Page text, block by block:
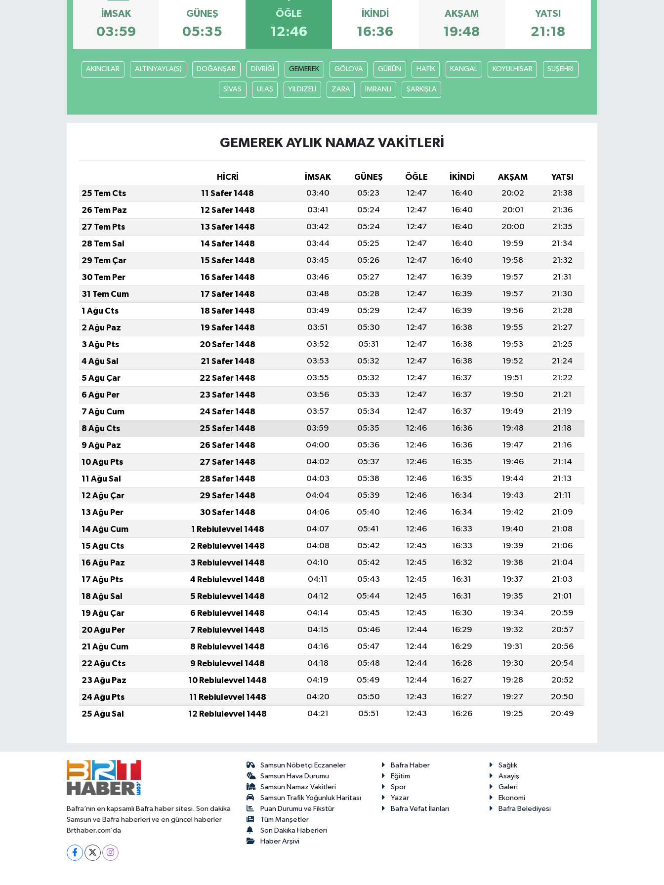
İMSAK
03:59
GÜNEŞ
05:35
ÖĞLE
12:46
İKINDI
16:36
AKŞAM
19:48
YATSI
21:18
AKINCILAR ALTINYAYLA(S) DOĞANŞAR DİVRİĞİ GEMEREK GÖLOVA GÜRÜN HAFİK KANGAL KOYULHİSAR SUŞEHRİ
SİVAS ULAŞ YILDIZELİ ZARA İMRANLI ŞARKIŞLA
GEMEREK AYLIK NAMAZ VAKITLERI
HİCRİ İMSAK GÜNEŞ ÖĞLE İKINDI AKŞAM
YATSI
25 Tem Cts
11 Safer 1448 03:40 05:23 12:47 16:40 20:02
21:38
26 Tem Paz
12 Safer 1448 03:41 05:24 12:47 16:40 20:01
21:36
27 Tem Pts
13 Safer 1448 03:42 05:24 12:47 16:40 20:00
21:35
28 Tem Sal
14 Safer 1448 03:44 05:25 12:47 16:40 19:59
21:34
29 Tem Çar
15 Safer 1448 03:45 05:26 12:47 16:40 19:58
21:32
30 Tem Per
16 Safer 1448 03:46 05:27 12:47 16:39 19:57
21:31
31 Tem Cum
17 Safer 1448 03:48 05:28 12:47 16:39 19:57
21:30
1 Ağu Cts
18 Safer 1448 03:49 05:29 12:47 16:39 19:56
21:28
2 Ağu Paz
19 Safer 1448 03:51 05:30 12:47 16:38 19:55
21:27
3 Ağu Pts
20 Safer 1448 03:52 05:31 12:47 16:38 19:53
21:25
4 Ağu Sal
21 Safer 1448 03:53 05:32 12:47 16:38 19:52
21:24
5 Ağu Çar
22 Safer 1448 03:55 05:32 12:47 16:37 19:51
21:22
6 Ağu Per
23 Safer 1448 03:56 05:33 12:47 16:37 19:50
21:21
7 Ağu Cum
24 Safer 1448 03:57 05:34 12:47 16:37 19:49
21:19
8 Ağu Cts
25 Safer 1448 03:59 05:35 12:46 16:36 19:48
21:18
9 Ağu Paz
26 Safer 1448 04:00 05:36 12:46 16:36 19:47
21:16
10 Ağu Pts
27 Safer 1448 04:02 05:37 12:46 16:35 19:46
21:14
11 Ağu Sal
28 Safer 1448 04:03 05:38 12:46 16:35 19:44
21:13
12 Ağu Çar
29 Safer 1448 04:04 05:39 12:46 16:34 19:43
21:11
13 Ağu Per
30 Safer 1448 04:06 05:40 12:46 16:34 19:42
21:09
14 Ağu Cum
1 Rebiulevvel 1448 04:07 05:41 12:46 16:33 19:40
21:08
15 Ağu Cts
2 Rebiulevvel 1448 04:08 05:42 12:45 16:33 19:39
21:06
16 Ağu Paz
3 Rebiulevvel 1448 04:10 05:42 12:45 16:32 19:38
21:04
17 Ağu Pts
4 Rebiulevvel 1448 04:11 05:43 12:45 16:31 19:37
21:03
18 Ağu Sal
5 Rebiulevvel 1448 04:12 05:44 12:45 16:31 19:35
21:01
19 Ağu Çar
6 Rebiulevvel 1448 04:14 05:45 12:45 16:30 19:34
20:59
20 Ağu Per
7 Rebiulevvel 1448 04:15 05:46 12:44 16:29 19:32
20:57
21 Ağu Cum
8 Rebiulevvel 1448 04:16 05:47 12:44 16:29 19:31
20:56
22 Ağu Cts
9 Rebiulevvel 1448 04:18 05:48 12:44 16:28 19:30
20:54
23 Ağu Paz
10 Rebiulevvel 1448 04:19 05:49 12:44 16:27 19:28
20:52
24 Ağu Pts
11 Rebiulevvel 1448 04:20 05:50 12:43 16:27 19:27
20:50
25 Ağu Sal
12 Rebiulevvel 1448 04:21 05:51 12:43 16:26 19:25 20:49
Bafra’nın en kapsamlı Bafra haber sitesi. Son dakika
Samsun ve Bafra haberleri ve en güncel haberler
Brthaber.com’da
Samsun Nöbetçi Eczaneler
Samsun Hava Durumu
Samsun Namaz Vakitleri
Samsun Trafik Yoğunluk Haritası
Puan Durumu ve Fikstür
Tüm Manşetler
Son Dakika Haberleri
Haber Arşivi
Bafra Haber
Sağlık
Eğitim
Asayiş
Spor
Galeri
Yazar
Ekonomi
Bafra Vefat İlanları
Bafra Belediyesi